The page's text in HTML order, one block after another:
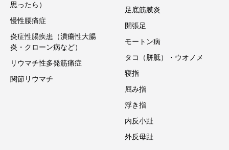
思ったら）
慢性腰痛症
炎症性腸疾患（潰瘍性大腸
炎・クローン病など）
リウマチ性多発筋痛症
関節リウマチ
足底筋膜炎
開張足
モートン病
タコ（胼胝）・ウオノメ
寝指
屈み指
浮き指
内反小趾
外反母趾